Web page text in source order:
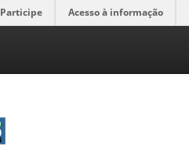
Participe Acesso à informação